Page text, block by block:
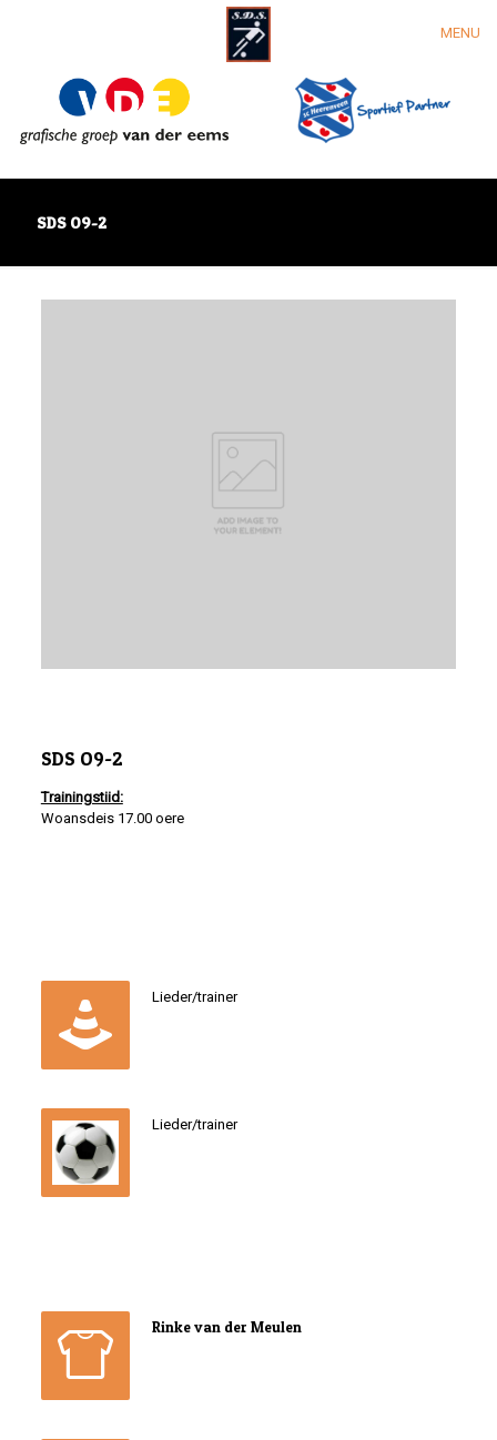
MENU
SDS O9-2
SDS O9-2
Trainingstiid:
Woansdeis 17.00 oere
Lieder/trainer
Lieder/trainer
Rinke van der Meulen